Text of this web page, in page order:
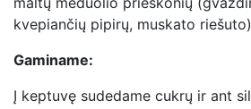
kvepiančių pipirų, muskato
Gaminame:
Į keptuvę sudedame cukrų ir ant